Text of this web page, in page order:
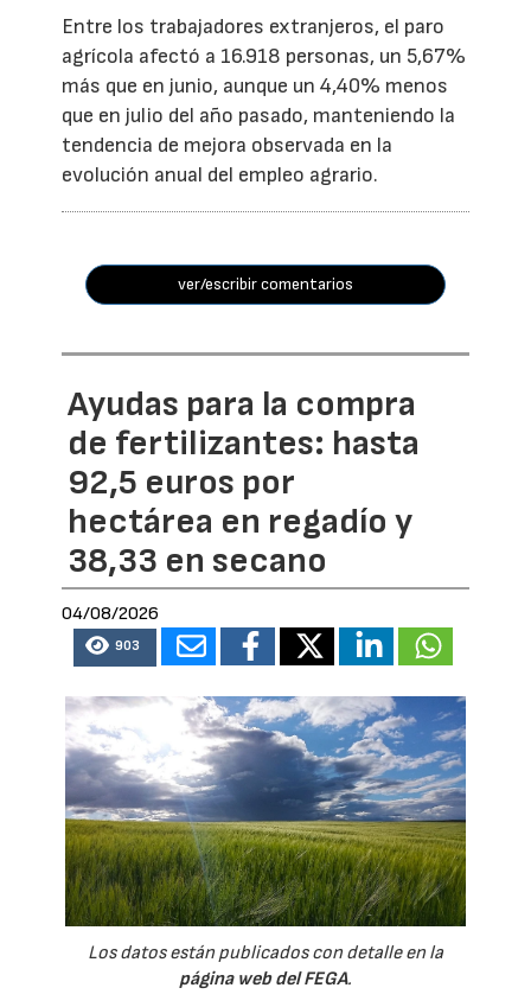
Entre los trabajadores extranjeros, el paro
agrícola afectó a 16.918 personas, un 5,67%
más que en junio, aunque un 4,40% menos
que en julio del año pasado, manteniendo la
tendencia de mejora observada en la
evolución anual del empleo agrario.
ver/escribir comentarios
Ayudas para la compra
de fertilizantes: hasta
92,5 euros por
hectárea en regadío y
38,33 en secano
04/08/2026
903
Los datos están publicados con detalle en la
página web del FEGA.